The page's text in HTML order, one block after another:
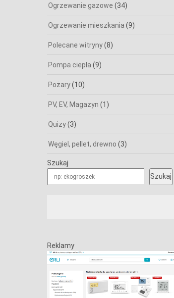
Ogrzewanie gazowe (34)
Ogrzewanie mieszkania (9)
Polecane witryny(8)
Pompa ciepła (9)
Pożary(10)
PV, EV, Magazyn (1)
Quizy(3)
Węgiel, pellet, drewno (3)
Szukaj
Szukaj
Reklamy